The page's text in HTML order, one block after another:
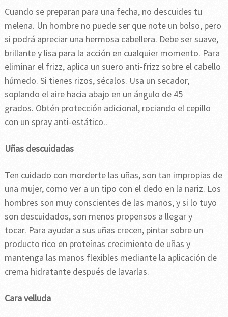
Cuando se preparan para una fecha, no descuides tu
melena. Un hombre no puede ser que note un bolso, pero
si podrá apreciar una hermosa cabellera. Debe ser suave,
brillante y lisa para la acción en cualquier momento. Para
eliminar el frizz, aplica un suero anti-frizz sobre el cabello
húmedo. Si tienes rizos, sécalos. Usa un secador,
soplando el aire hacia abajo en un ángulo de 45
grados. Obtén protección adicional, rociando el cepillo
con un spray anti-estático..
Uñas descuidadas
Ten cuidado con morderte las uñas, son tan impropias de
una mujer, como ver a un tipo con el dedo en la nariz. Los
hombres son muy conscientes de las manos, y si lo tuyo
son descuidados, son menos propensos a llegar y
tocar. Para ayudar a sus uñas crecen, pintar sobre un
producto rico en proteínas crecimiento de uñas y
mantenga las manos flexibles mediante la aplicación de
crema hidratante después de lavarlas.
Cara velluda